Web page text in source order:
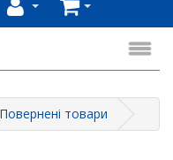
Повернені товари